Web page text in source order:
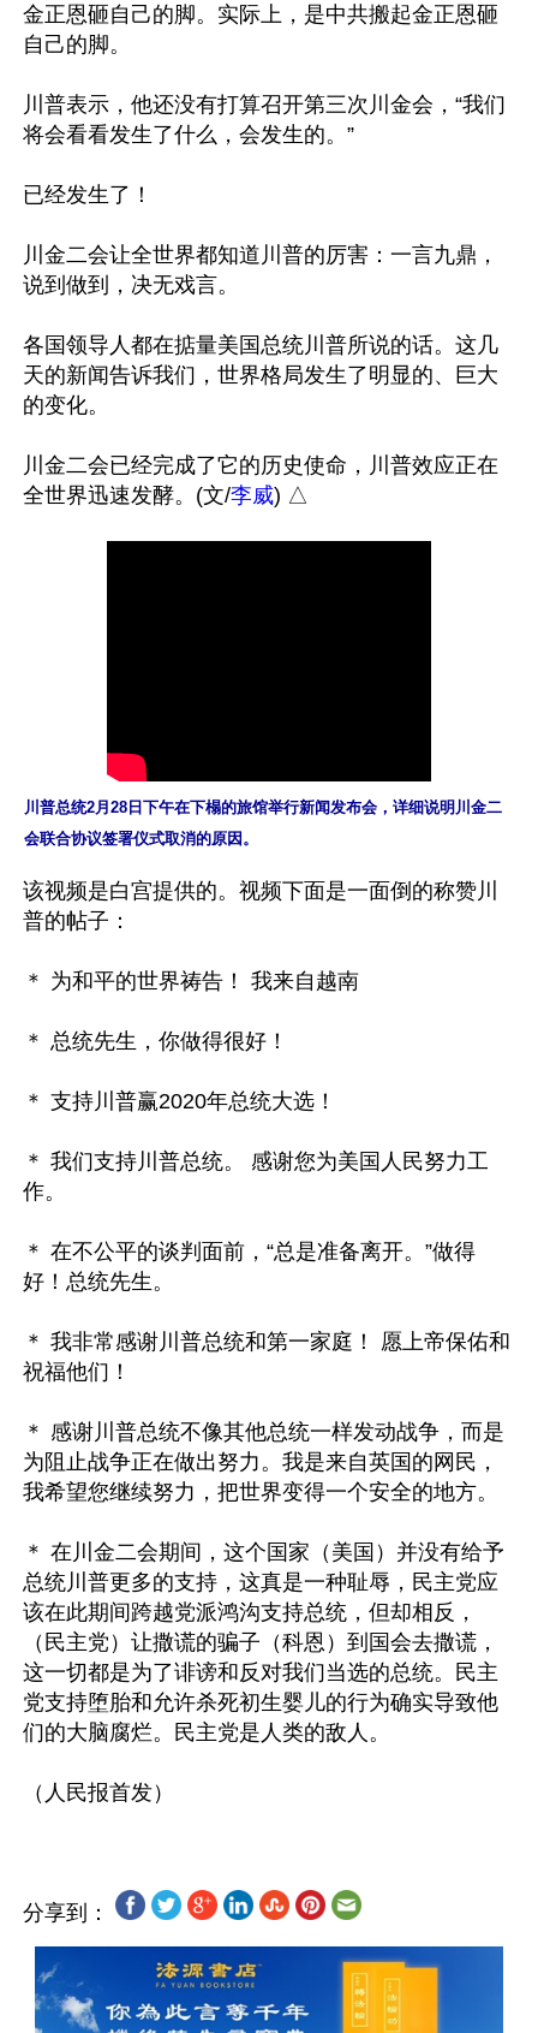
金正恩砸自己的脚。实际上，是中共搬起金正恩砸
自己的脚。
川普表示，他还没有打算召开第三次川金会，“我们
将会看看发生了什么，会发生的。”
已经发生了！
川金二会让全世界都知道川普的厉害：一言九鼎，
说到做到，决无戏言。
各国领导人都在掂量美国总统川普所说的话。这几
天的新闻告诉我们，世界格局发生了明显的、巨大
的变化。
川金二会已经完成了它的历史使命，川普效应正在
全世界迅速发酵。(文/李威
川普总统2月28日下午在下榻的旅馆举行新闻发布会，详细说明川金二
会联合协议签署仪式取消的原因。
该视频是白宫提供的。视频下面是一面倒的称赞川
普的帖子：
＊ 为和平的世界祷告！ 我来自越南
＊ 总统先生，你做得很好！
＊ 支持川普赢2020年总统大选！
＊ 我们支持川普总统。 感谢您为美国人民努力工
作。
＊ 在不公平的谈判面前，“总是准备离开。”做得
好！总统先生。
＊ 我非常感谢川普总统和第一家庭！ 愿上帝保佑和
祝福他们！
＊ 感谢川普总统不像其他总统一样发动战争，而是
为阻止战争正在做出努力。我是来自英国的网民，
我希望您继续努力，把世界变得一个安全的地方。
＊ 在川金二会期间，这个国家（美国）并没有给予
总统川普更多的支持，这真是一种耻辱，民主党应
该在此期间跨越党派鸿沟支持总统，但却相反，
（民主党）让撒谎的骗子（科恩）到国会去撒谎，
这一切都是为了诽谤和反对我们当选的总统。民主
党支持堕胎和允许杀死初生婴儿的行为确实导致他
们的大脑腐烂。民主党是人类的敌人。
分享到：